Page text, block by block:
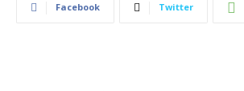
Facebook Twitter